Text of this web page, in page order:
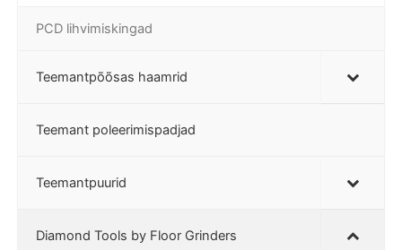
PCD lihvimiskingad
Teemantpõõsas haamrid
Teemant poleerimispadjad
Teemantpuurid
Diamond Tools by Floor Grinders